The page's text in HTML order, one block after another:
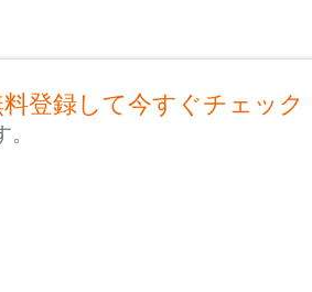
登録して今すぐチェック